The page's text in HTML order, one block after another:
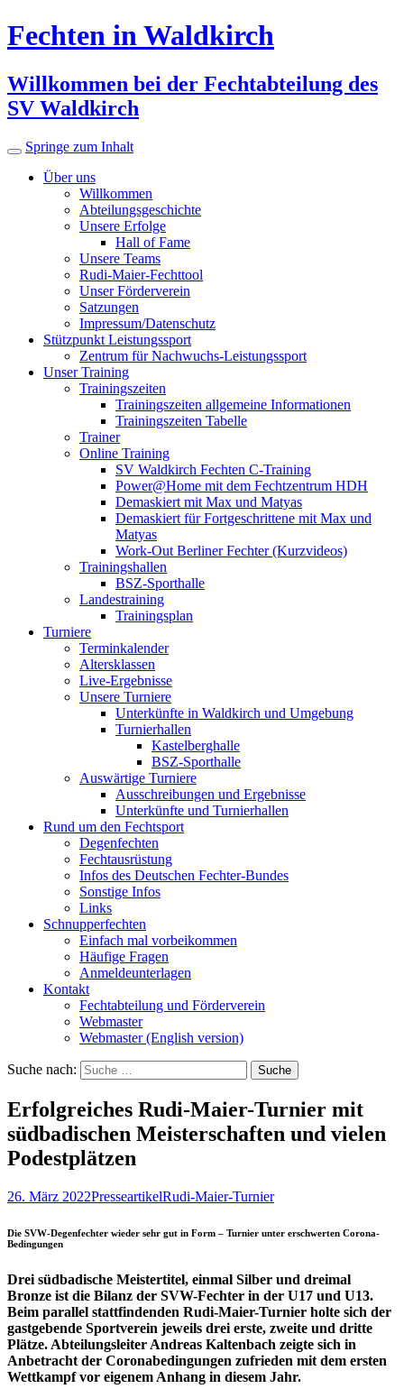
Fechten in Waldkirch
Willkommen bei der Fechtabteilung des
SV Waldkirch
Springe zum Inhalt
Über uns
Willkommen
Abteilungsgeschichte
Unsere Erfolge
Hall of Fame
Unsere Teams
Rudi-Maier-Fechttool
Unser Förderverein
Satzungen
Impressum/Datenschutz
Stützpunkt Leistungssport
Zentrum für Nachwuchs-Leistungssport
Unser Training
Trainingszeiten
Trainingszeiten allgemeine Informationen
Trainingszeiten Tabelle
Trainer
Online Training
SV Waldkirch Fechten C-Training
Power@Home mit dem Fechtzentrum HDH
Demaskiert mit Max und Matyas
Demaskiert für Fortgeschrittene mit Max und
Matyas
Work-Out Berliner Fechter (Kurzvideos)
Trainingshallen
BSZ-Sporthalle
Landestraining
Trainingsplan
Turniere
Terminkalender
Altersklassen
Live-Ergebnisse
Unsere Turniere
Unterkünfte in Waldkirch und Umgebung
Turnierhallen
Kastelberghalle
BSZ-Sporthalle
Auswärtige Turniere
Ausschreibungen und Ergebnisse
Unterkünfte und Turnierhallen
Rund um den Fechtsport
Degenfechten
Fechtausrüstung
Infos des Deutschen Fechter-Bundes
Sonstige Infos
Links
Schnupperfechten
Einfach mal vorbeikommen
Häufige Fragen
Anmeldeunterlagen
Kontakt
Fechtabteilung und Förderverein
Webmaster
Webmaster (English version)
Suche nach:
Erfolgreiches Rudi-Maier-Turnier mit
südbadischen Meisterschaften und vielen
Podestplätzen
26. März 2022PresseartikelRudi-Maier-Turnier
Die SVW-Degenfechter wieder sehr gut in Form – Turnier unter erschwerten Corona-
Bedingungen
Drei südbadische Meistertitel, einmal Silber und dreimal
Bronze ist die Bilanz der SVW-Fechter in der U17 und U13.
Beim parallel stattfindenden Rudi-Maier-Turnier holte sich der
gastgebende Sportverein jeweils drei erste, zweite und dritte
Plätze. Abteilungsleiter Andreas Kaltenbach zeigte sich in
Anbetracht der Coronabedingungen zufrieden mit dem ersten
Wettkampf vor eigenem Anhang in diesem Jahr.